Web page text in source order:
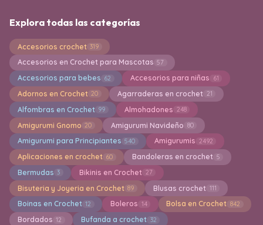
Explora todas las categorías
Accesorios crochet 319
Accesorios en Crochet para Mascotas 57
Accesorios para bebes 62 Accesorios para niñas 61
Adornos en Crochet 20 Agarraderas en crochet 21
Alfombras en Crochet 99 Almohadones 248
Amigurumi Gnomo 20 Amigurumi Navideño 80
Amigurumi para Principiantes 540 Amigurumis 2492
Aplicaciones en crochet 60 Bandoleras en crochet 5
Bermudas 3 Bikinis en Crochet 27
Bisuteria y Joyeria en Crochet 89 Blusas crochet 111
Boinas en Crochet 12 Boleros 14 Bolsa en Crochet 842
Bordados 12 Bufanda a crochet 32